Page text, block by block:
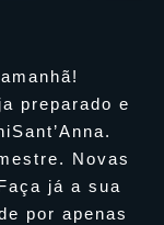
preparado e
Novas
já a sua
por apenas